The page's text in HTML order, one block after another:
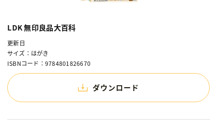
LDK 無印良品大百科
更新日
サイズ：はがき
ISBNコード：9784801826670
ダウンロード